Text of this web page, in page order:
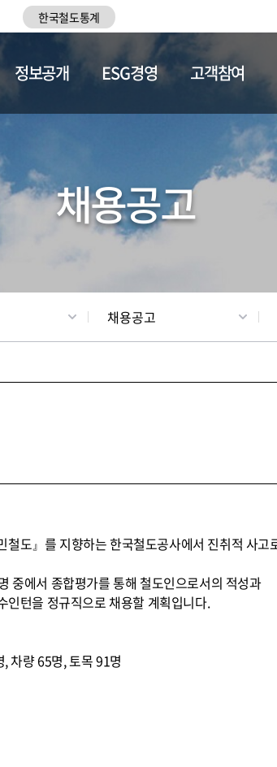
한국철도통계
채용정
정보공개 ESG경영 고객참여
채용공고
채용공고
도』를 지향하는 한국철도공사에서 진취적 사고
중에서 종합평가를 통해 철도인으로서의 적성과
턴을 정규직으로 채용할 계획입니다.
차량 65명, 토목 91명